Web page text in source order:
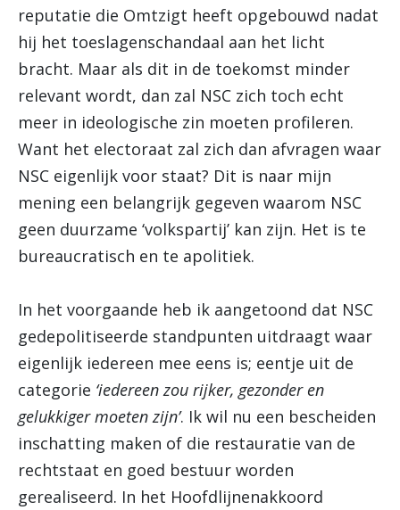
reputatie die Omtzigt heeft opgebouwd nadat
hij het toeslagenschandaal aan het licht
bracht. Maar als dit in de toekomst minder
relevant wordt, dan zal NSC zich toch echt
meer in ideologische zin moeten profileren.
Want het electoraat zal zich dan afvragen waar
NSC eigenlijk voor staat? Dit is naar mijn
mening een belangrijk gegeven waarom NSC
geen duurzame ‘volkspartij’ kan zijn. Het is te
bureaucratisch en te apolitiek.
In het voorgaande heb ik aangetoond dat NSC
gedepolitiseerde standpunten uitdraagt waar
eigenlijk iedereen mee eens is; eentje uit de
categorie ‘iedereen zou rijker, gezonder en
gelukkiger moeten zijn’. Ik wil nu een bescheiden
inschatting maken of die restauratie van de
rechtstaat en goed bestuur worden
gerealiseerd. In het Hoofdlijnenakkoord